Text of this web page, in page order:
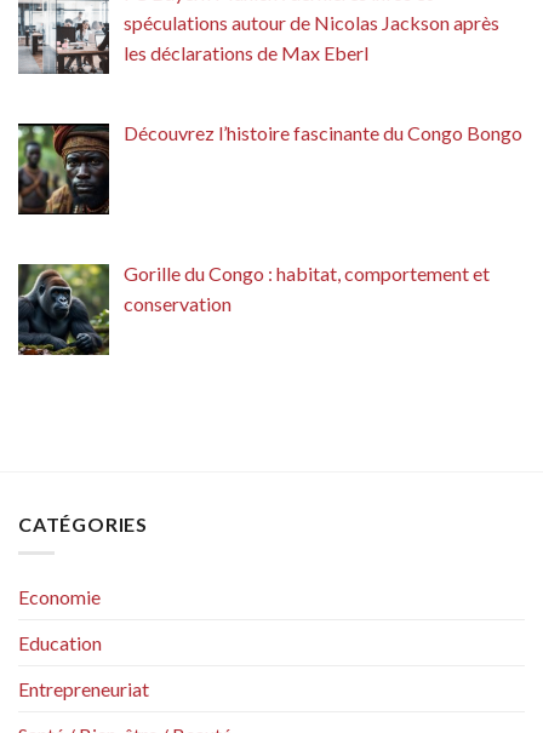
spéculations autour de Nicolas Jackson après
les déclarations de Max Eberl
Découvrez l’histoire fascinante du Congo Bongo
Gorille du Congo : habitat, comportement et
conservation
CATÉGORIES
Economie
Education
Entrepreneuriat